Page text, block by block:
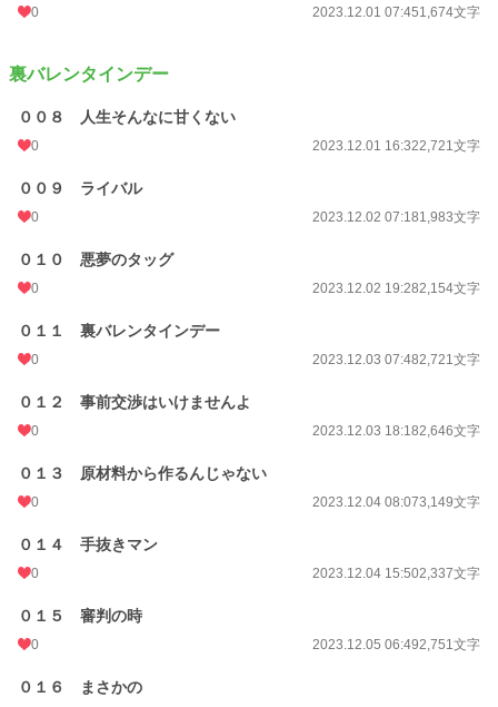
0 2023.12.01 07:451,674文字
裏バレンタインデー
００８ 人生そんなに甘くない
0 2023.12.01 16:322,721文字
００９ ライバル
0 2023.12.02 07:181,983文字
０１０ 悪夢のタッグ
0 2023.12.02 19:282,154文字
０１１ 裏バレンタインデー
0 2023.12.03 07:482,721文字
０１２ 事前交渉はいけませんよ
0 2023.12.03 18:182,646文字
０１３ 原材料から作るんじゃない
0 2023.12.04 08:073,149文字
０１４ 手抜きマン
0 2023.12.04 15:502,337文字
０１５ 審判の時
0 2023.12.05 06:492,751文字
０１６ まさかの